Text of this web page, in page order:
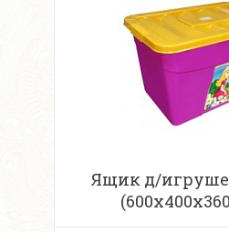
Ящик д/